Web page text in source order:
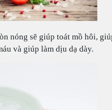
nóng sẽ giúp toát mồ hôi,
và giúp làm dịu dạ dày.